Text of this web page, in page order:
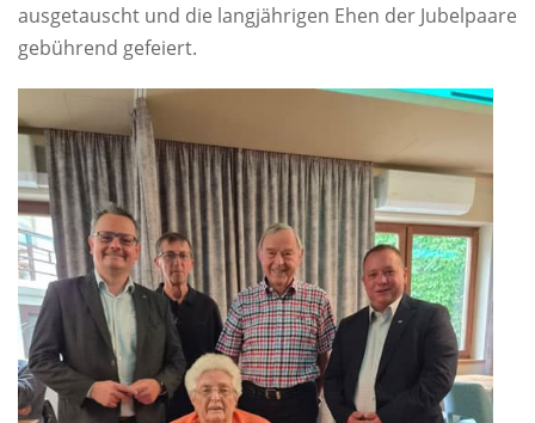
ausgetauscht und die langjährigen Ehen der Jubelpaare
gebührend gefeiert.